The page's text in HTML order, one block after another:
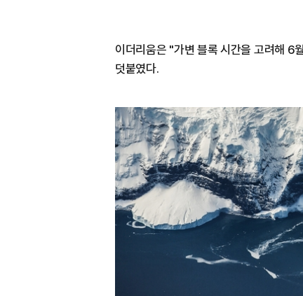
이더리움은 "가변 블록 시간을 고려해 6
덧붙였다.